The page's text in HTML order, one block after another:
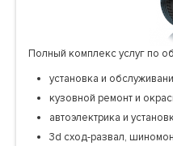
Полный комплекс услуг по
установка и
кузовной ремонт и
автоэлектрика и
3d сход-развал,